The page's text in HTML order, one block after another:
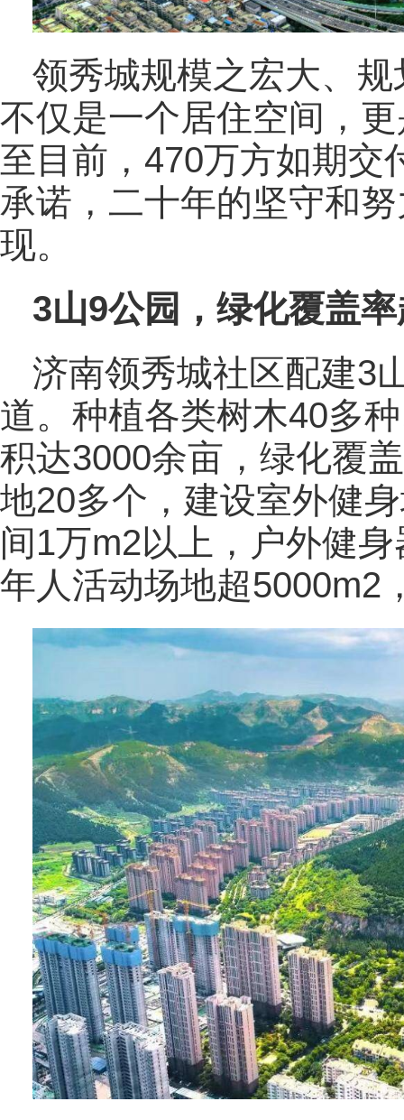
领秀城规模之宏大、
不仅是一个居住空间，
至目前，470万方如期交
承诺，二十年的坚守和
现。
3山9公园，绿化覆盖
济南领秀城社区配建3
道。种植各类树木40多
积达3000余亩，绿化覆
地20多个，建设室外健
间1万m2以上，户外健
年人活动场地超5000m2